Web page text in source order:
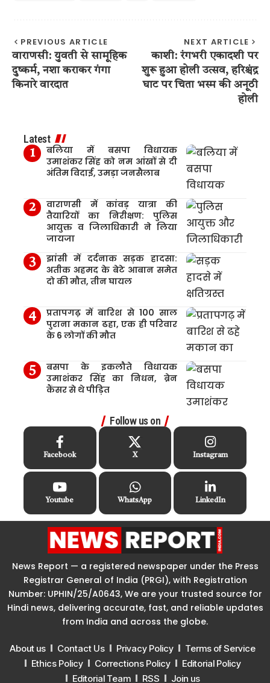
PREVIOUS ARTICLE
वाराणसी: युवती से सामूहिक
दुष्कर्म, नशा कराकर गंगा
किनारे वारदात
NEXT ARTICLE
काशी: रंगभरी एकादशी पर
शुरू हुआ होली उत्सव, हरिश्चंद्र
घाट पर चिता भस्म की अनूठी
होली
Latest
बलिया में बसपा विधायक
उमाशंकर सिंह को नम आंखों से दी
अंतिम विदाई, उमड़ा जनसैलाब
वाराणसी में कांवड़ यात्रा की
तैयारियों का निरीक्षण: पुलिस
आयुक्त व जिलाधिकारी ने लिया
जायजा
झांसी में दर्दनाक सड़क हादसा:
अतीक अहमद के बेटे आबान समेत
दो की मौत, तीन घायल
प्रतापगढ़ में बारिश से 100 साल
पुराना मकान ढहा, एक ही परिवार
के 6 लोगों की मौत
बसपा के इकलौते विधायक
उमाशंकर सिंह का निधन, ब्रेन
कैंसर से थे पीड़ित
Follow us on
Facebook X Instagram
Youtube WhatsApp LinkedIn
News Report — a registered newspaper under the Press
Registrar General of India (PRGI), with Registration
Number: UPHIN/25/A0643, We are your trusted source for
Hindi news, delivering accurate, fast, and reliable updates
from India and across the globe.
About us Contact Us Privacy Policy
Terms of Service
Ethics Policy
Corrections Policy
Editorial Policy
Editorial Team
RSS Join us